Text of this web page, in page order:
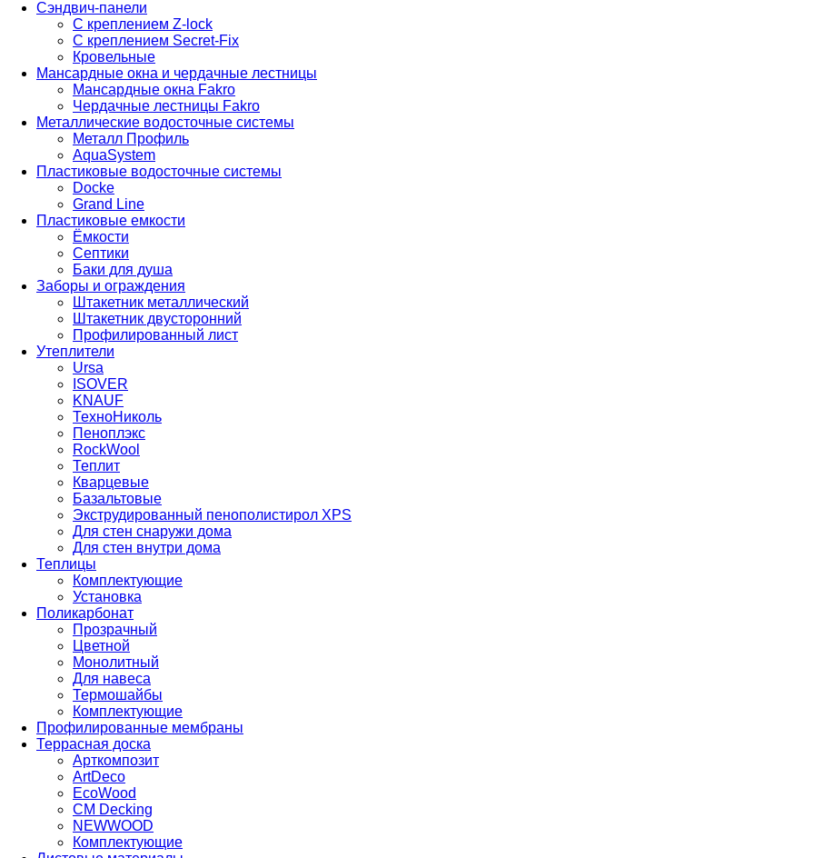
Сэндвич-панели
С креплением Z-lock
С креплением Secret-Fix
Кровельные
Мансардные окна и чердачные лестницы
Мансардные окна Fakro
Чердачные лестницы Fakro
Металлические водосточные системы
Металл Профиль
AquaSystem
Пластиковые водосточные системы
Docke
Grand Line
Пластиковые емкости
Ёмкости
Септики
Баки для душа
Заборы и ограждения
Штакетник металлический
Штакетник двусторонний
Профилированный лист
Утеплители
Ursa
ISOVER
KNAUF
ТехноНиколь
Пеноплэкс
RockWool
Теплит
Кварцевые
Базальтовые
Экструдированный пенополистирол XPS
Для стен снаружи дома
Для стен внутри дома
Теплицы
Комплектующие
Установка
Поликарбонат
Прозрачный
Цветной
Монолитный
Для навеса
Термошайбы
Комплектующие
Профилированные мембраны
Террасная доска
Арткомпозит
ArtDeco
EcoWood
CM Decking
NEWWOOD
Комплектующие